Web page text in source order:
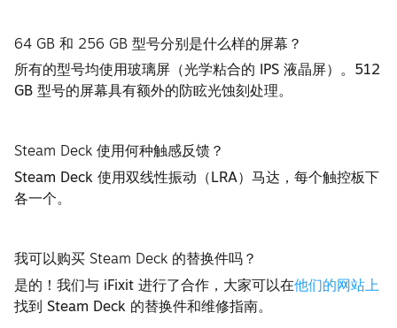
64 GB 和 256 GB 型号分别是什么样的屏幕？
所有的型号均使用玻璃屏（光学粘合的 IPS 液晶屏）。512
GB 型号的屏幕具有额外的防眩光蚀刻处理。
Steam Deck 使用何种触感反馈？
Steam Deck 使用双线性振动（LRA）马达，每个触控板下
各一个。
我可以购买 Steam Deck 的替换件吗？
是的！我们与 iFixit 进行了合作，大家可以在他们的网站上
找到 Steam Deck 的替换件和维修指南。